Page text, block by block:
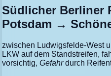
Südlicher Berliner
Potsdam →
zwischen Ludwigsfelde-West
LKW auf dem Standstreifen,
vorsichtig,Gefahrdurch